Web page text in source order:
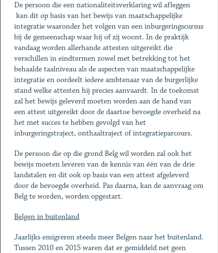
De persoon die een nationaliteitsverklaring wil afleggen
kan dit op basis van het bewijs van maatschappelijke
integratie waaronder het volgen van een inburgeringscursus
bij de gemeenschap waar hij of zij woont. In de praktijk
vandaag worden allerhande attesten uitgereikt die
verschillen in eindtermen zowel met betrekking tot het
behaalde taalniveau als de aspecten van maatschappelijke
integratie en oordeelt iedere ambtenaar van de burgerlijke
stand welke attesten hij precies aanvaardt. In de toekomst
zal het bewijs geleverd moeten worden aan de hand van
een attest uitgereikt door de daartoe bevoegde overheid na
het met succes te hebben gevolgd van het
inburgeringstraject, onthaaltraject of integratieparcours.
De persoon die op die grond Belg wil worden zal ook het
bewijs moeten leveren van de kennis van één van de drie
landstalen en dit ook op basis van een attest afgeleverd
door de bevoegde overheid. Pas daarna, kan de aanvraag om
Belg te worden, worden opgestart.
Belgen in buitenland
Jaarlijks emigreren steeds meer Belgen naar het buitenland.
Tussen 2010 en 2015 waren dat er gemiddeld net geen